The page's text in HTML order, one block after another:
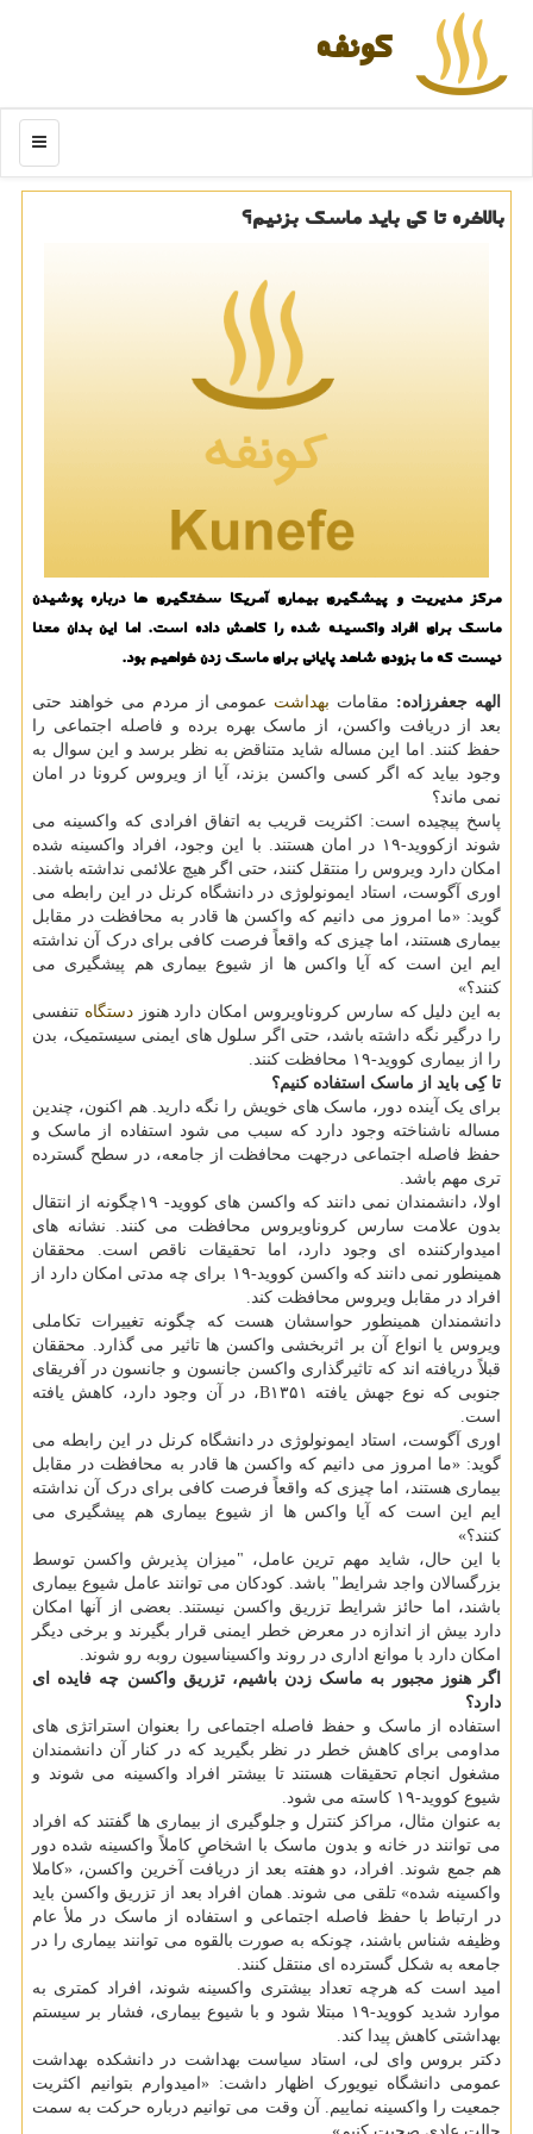
كونفه
منو
بالاخره تا كی باید ماسك بزنیم؟
مرکز مدیریت و پیشگیری بیماری آمریکا سختگیری ها درباره پوشیدن
ماسک برای افراد واکسینه شده را کاهش داده است. اما این بدان معنا
نیست که ما بزودی شاهد پایانی برای ماسک زدن خواهیم بود.
الهه جعفرزاده: مقامات بهداشت عمومی از مردم می خواهند حتی
بعد از دریافت واکسن، از ماسک بهره برده و فاصله اجتماعی را
حفظ کنند. اما این مساله شاید متناقض به نظر برسد و این سوال به
وجود بیاید که اگر کسی واکسن بزند، آیا از ویروس کرونا در امان
نمی ماند؟
پاسخ پیچیده است: اکثریت قریب به اتفاق افرادی که واکسینه می
شوند ازکووید-۱۹ در امان هستند. با این وجود، افراد واکسینه شده
امکان دارد ویروس را منتقل کنند، حتی اگر هیچ علائمی نداشته باشند.
اوری آگوست، استاد ایمونولوژی در دانشگاه کرنل در این رابطه می
گوید: «ما امروز می دانیم که واکسن ها قادر به محافظت در مقابل
ایم این است که آیا واکس ها از شیوع بیماری هم پیشگیری می
کنند؟»
به این دلیل که سارس کروناویروس امکان دارد هنوزدستگاه تنفسی
را درگیر نگه داشته باشد، حتی اگر سلول های ایمنی سیستمیک، بدن
را از بیماری کووید-۱۹ محافظت کنند.
تا کِی باید از ماسک استفاده کنیم؟
برای یک آینده دور، ماسک های خویش را نگه دارید. هم اکنون، چندین
مساله ناشناخته وجود دارد که سبب می شود استفاده از ماسک و
حفظ فاصله اجتماعی درجهت محافظت از جامعه، در سطح گسترده
تری مهم باشد.
اولا، دانشمندان نمی دانند که واکسن های کووید- ۱۹چگونه از انتقال
بدون علامت سارس کروناویروس محافظت می کنند. نشانه های
امیدوارکننده ای وجود دارد، اما تحقیقات ناقص است. محققان
همینطور نمی دانند که واکسن کووید-۱۹ برای چه مدتی امکان دارد از
افراد در مقابل ویروس محافظت کند.
دانشمندان همینطور حواسشان هست که چگونه تغییرات تکاملی
ویروس یا انواع آن بر اثربخشی واکسن ها تاثیر می گذارد. محققان
قبلاً دریافته اند که تاثیرگذاری واکسن جانسون و جانسون در آفریقای
جنوبی که نوع جهش یافته B۱۳۵۱، در آن وجود دارد، کاهش یافته
است.
اوری آگوست، استاد ایمونولوژی در دانشگاه کرنل در این رابطه می
گوید: «ما امروز می دانیم که واکسن ها قادر به محافظت در مقابل
ایم این است که آیا واکس ها از شیوع بیماری هم پیشگیری می
کنند؟»
با این حال، شاید مهم ترین عامل، "میزان پذیرش واکسن توسط
بزرگسالان واجد شرایط" باشد. کودکان می توانند عامل شیوع بیماری
باشند، اما حائز شرایط تزریق واکسن نیستند. بعضی از آنها امکان
دارد بیش از اندازه در معرض خطر ایمنی قرار بگیرند و برخی دیگر
امکان دارد با موانع اداری در روند واکسیناسیون روبه رو شوند.
اگر هنوز مجبور به ماسک زدن باشیم، تزریق واکسن چه فایده ای
دارد؟
استفاده از ماسک و حفظ فاصله اجتماعی را بعنوان استراتژی های
مداومی برای کاهش خطر در نظر بگیرید که در کنار آن دانشمندان
مشغول انجام تحقیقات هستند تا بیشتر افراد واکسینه می شوند و
شیوع کووید-۱۹ کاسته می شود.
به عنوان مثال، مراکز کنترل و جلوگیری از بیماری ها گفتند که افراد
می توانند در خانه و بدون ماسک با اشخاصِ کاملاً واکسینه شده دور
هم جمع شوند. افراد، دو هفته بعد از دریافت آخرین واکسن، «کاملا
واکسینه شده» تلقی می شوند. همان افراد بعد از تزریق واکسن باید
در ارتباط با حفظ فاصله اجتماعی و استفاده از ماسک در ملأ عام
وظیفه شناس باشند، چونکه به صورت بالقوه می توانند بیماری را در
جامعه به شکل گسترده ای منتقل کنند.
امید است که هرچه تعداد بیشتری واکسینه شوند، افراد کمتری به
موارد شدید کووید-۱۹ مبتلا شود و با شیوع بیماری، فشار بر سیستم
بهداشتی کاهش پیدا کند.
دکتر بروس وای لی، استاد سیاست بهداشت در دانشکده بهداشت
عمومی دانشگاه نیویورک اظهار داشت: «امیدوارم بتوانیم اکثریت
جمعیت را واکسینه نماییم. آن وقت می توانیم درباره حرکت به سمت
حالت عادی صحبت کنیم».